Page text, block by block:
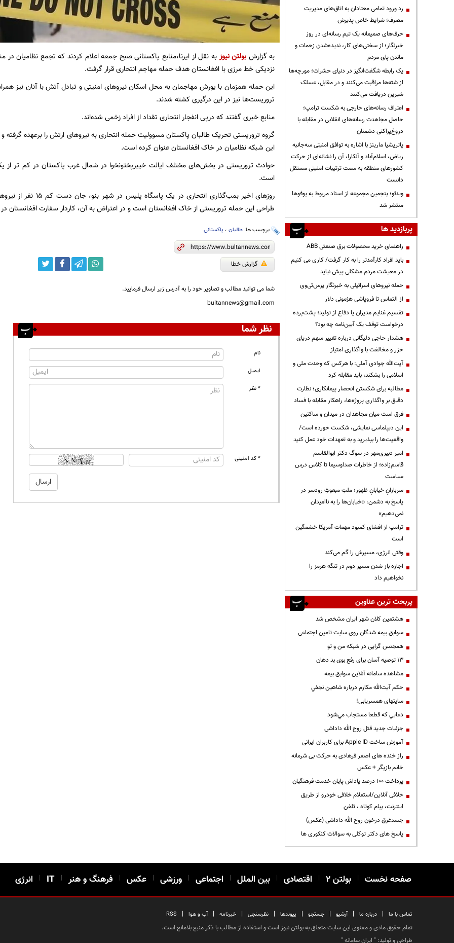
به گزارش بولتن نیوز به نقل از ایرنا،منابع پاکستانی صبح جمعه اعلام کردند که تجمع نظامیان در
نزدیکی خط مرزی با افغانستان هدف حمله مهاجم انتحاری قرار گرفت.
این حمله همزمان با یورش مهاجمان به محل اسکان نیروهای امنیتی و تبادل آتش با آنان نیز
تروریست‌ها نیز در این درگیری کشته شدند.
منابع خبری گفتند که درپی انفجار انتحاری تقداد از افراد زخمی شده‌اند.
گروه تروریستی تحریک طالبان پاکستان مسوولیت حمله انتحاری به نیروهای ارتش را برعهده گرفته و
این شبکه نظامیان در خاک افغانستان عنوان کرده است.
حوادث تروریستی در بخش‌های مختلف ایالت خیبرپختونخوا در شمال غرب پاکستان در کم تر
است.
روزهای اخیر بمب‌گذاری
طراحی این حمله تروریستی از خاک افغانستان است و در اعتراض به آن، کاردار سفارت افغانستان در
برچسب ها: طالبان‌، پاکستانی‌
گزارش خطا
شما می توانید مطالب و تصاویر خود را به آدرس زیر ارسال فرمایید.
bultannews@gmail.com
نظر شما
نام
ایمیل
* نظر
* کد امنیتی
رد ورود تمامی معتادان به اتاق‌های مدیریت
مصرف؛ شرایط خاص پذیرش
حرف‌های صمیمانه یک تیم رسانه‌ای در روز
خبرنگار؛ از سختی‌های کار، ندیده‌شدن زحمات و
ماندن پای مردم
یک رابطه شگفت‌انگیز در دنیای حشرات؛ مورچه‌ها
از شته‌ها مراقبت می‌کنند و در مقابل، عسلک
شیرین دریافت می‌کنند
اعتراف رسانه‌های خارجی به شکست ترامپ؛
حاصل مجاهدت رسانه‌های انقلابی در مقابله با
دروغ‌پراکنی دشمنان
پاتریشیا مارینز با اشاره به توافق امنیتی سه‌جانبه
ریاض، اسلام‌آباد و آنکارا، آن را نشانه‌ای از حرکت
کشورهای منطقه به سمت ترتیبات امنیتی مستقل
دانست
ویدئو؛ پنجمین مجموعه از اسناد مربوط به یوفوها
منتشر شد
پربازدید ها
راهنمای خرید محصولات برق صنعتی ABB
باید افراد کارآمدتر را به کار گرفت/ کاری می کنیم
در معیشت مردم مشکلی پیش نیاید
حمله نیروهای اسرائیلی به خبرنگار پرس‌تی‌وی
از التماس تا فروپاشی هژمونی دلار
تقسیم غنایم مدیران یا دفاع از تولید؛ پشت‌پرده
درخواست توقف یک آیین‌نامه چه بود؟
هشدار حاجی دلیگانی درباره تغییر سهم دریای
خزر و مخالفت با واگذاری امتیاز
آیت‌الله جوادی آملی: با هرکس که وحدت ملی و
اسلامی را بشکند، باید مقابله کرد
مطالبه برای شکستن انحصار پیمانکاری؛ نظارت
دقیق بر واگذاری پروژه‌ها، راهکار مقابله با فساد
فرق است میان مجاهدان در میدان و ساکتین
این دیپلماسی نمایشی، شکست خورده است/
واقعیت‌ها را بپذیرید و به تعهدات خود عمل کنید
امیر دبیری‌مهر در سوگ دکتر ابوالقاسم
قاسم‌زاده؛ از خاطرات صداوسیما تا کلاس درس
سیاست
سربازانِ خیابانِ ظهور؛ ملتِ مبعوثِ رودسر در
پاسخ به دشمن: «خیابان‌ها را به ناامیدان
نمی‌دهیم»
ترامپ از افشای کمبود مهمات آمریکا خشمگین
است
وقتی انرژی، مسیرش را گم می‌کند
اجازه باز شدن مسیر دوم در تنگه هرمز را
نخواهیم داد
پربحث ترین عناوین
هشتمین کلان شهر ایران مشخص شد
سوابق بیمه شدگان روی سایت تامین اجتماعی
همجنس گرایی در شبکه من و تو
13 توصیه آسان برای رفع بوی بد دهان
مشاهده سامانه آنلاين سوابق بیمه
حكم آيت‌الله مكارم درباره شاهين نجفي
سایتهای همسریابی!
دعايي كه قطعا مستجاب مي‌شود
جزئیات جدید قتل روح الله داداشی
آموزش ساخت Apple ID برای کاربران ایرانی
راز خنده های اصغر فرهادی به حرکت بی شرمانه
خانم بازیگر + عکس
پرداخت ۱۰۰ درصد پاداش پایان خدمت فرهنگیان
خلافی آنلاین/استعلام خلافی خودرو از طریق
اینترنت، پیام کوتاه ، تلفن
جسدغرق درخون روح الله داداشی (عکس)
پاسخ های دکتر توکلی به سوالات کنکوری ها
صفحه نخست | بولتن ۲ | اقتصادی | بین الملل | اجتماعی | ورزشی | عکس | فرهنگ و هنر |
IT
| انرژی
تماس با ما | درباره ما | آرشیو | جستجو | پیوندها | نظرسنجی | خبرنامه | آب و هوا |
RSS
تمام حقوق مادی و معنوی این سایت متعلق به بولتن نیوز است و استفاده از مطالب با ذکر منبع بلامانع است.
طراحی و تولید: " ایران سامانه"